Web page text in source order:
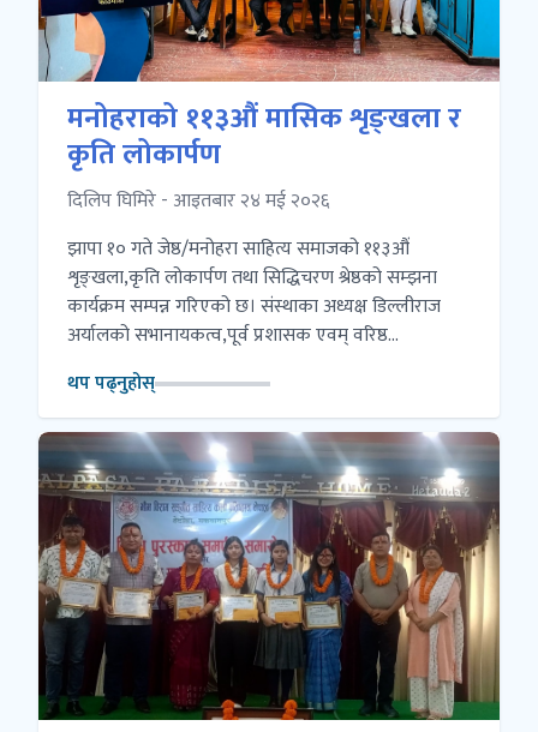
मनोहराको ११३औं मासिक शृङ्खला र
कृति लोकार्पण
दिलिप घिमिरे - आइतबार २४ मई २०२६
झापा १० गते जेष्ठ/मनोहरा साहित्य समाजको ११३औं
शृङ्खला,कृति लोकार्पण तथा सिद्धिचरण श्रेष्ठको सम्झना
कार्यक्रम सम्पन्न गरिएको छ। संस्थाका अध्यक्ष डिल्लीराज
अर्यालको सभानायकत्व,पूर्व प्रशासक एवम् वरिष्ठ...
थप पढ्नुहोस्